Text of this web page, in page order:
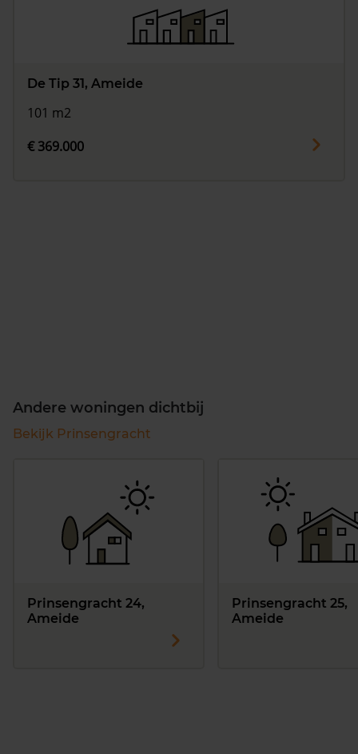
De Tip 31, Ameide
101 m2
€ 369.000
Andere woningen dichtbij
Bekijk Prinsengracht
Prinsengracht 24,
Ameide
Prinsengracht 25,
Ameide